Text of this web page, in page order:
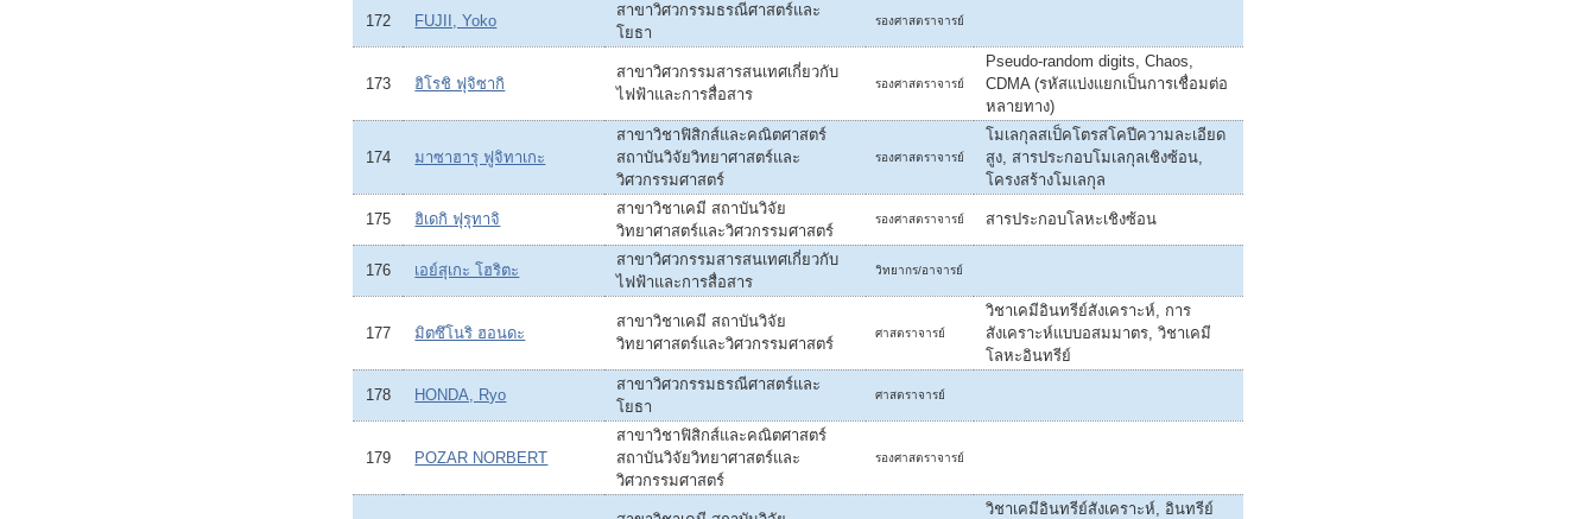
172 FUJII, Yoko
สาขาวิศวกรรมธรณีศาสตร์และ
โยธา
รองศาสตราจารย์
173 ฮิโรชิ ฟุจิซากิ
สาขาวิศวกรรมสารสนเทศเกี่ยวกับ
ไฟฟ้าและการสื่อสาร
รองศาสตราจารย์
Pseudo-random digits, Chaos,
CDMA (รหัสแบ่งแยกเป็นการเชื่อมต่อ
หลายทาง)
174 มาซาฮารุ ฟูจิทาเกะ
สาขาวิชาฟิสิกส์และคณิตศาสตร์
สถาบันวิจัยวิทยาศาสตร์และ
วิศวกรรมศาสตร์
รองศาสตราจารย์
โมเลกุลสเป็คโตรสโคปีความละเอียด
สูง, สารประกอบโมเลกุลเชิงซ้อน,
โครงสร้างโมเลกุล
175 ฮิเดกิ ฟุรุทาจิ
สาขาวิชาเคมี สถาบันวิจัย
วิทยาศาสตร์และวิศวกรรมศาสตร์
รองศาสตราจารย์ สารประกอบโลหะเชิงซ้อน
176 เอย์สุเกะ โฮริตะ
สาขาวิศวกรรมสารสนเทศเกี่ยวกับ
ไฟฟ้าและการสื่อสาร
วิทยากร/อาจารย์
177 มิตซึโนริ ฮอนดะ
สาขาวิชาเคมี สถาบันวิจัย
วิทยาศาสตร์และวิศวกรรมศาสตร์
ศาสตราจารย์
วิชาเคมีอินทรีย์สังเคราะห์, การ
สังเคราะห์แบบอสมมาตร, วิชาเคมี
โลหะอินทรีย์
178 HONDA, Ryo
สาขาวิศวกรรมธรณีศาสตร์และ
โยธา
ศาสตราจารย์
179 POZAR NORBERT
สาขาวิชาฟิสิกส์และคณิตศาสตร์
สถาบันวิจัยวิทยาศาสตร์และ
วิศวกรรมศาสตร์
รองศาสตราจารย์
วิชาเคมีอินทรีย์สังเคราะห์, อินทรีย์